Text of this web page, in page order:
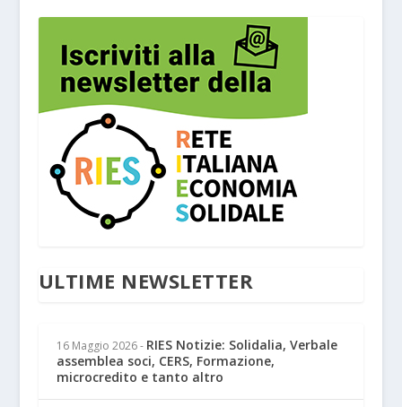
ULTIME NEWSLETTER
16 Maggio 2026 - RIES Notizie: Solidalia, Verbale
assemblea soci, CERS, Formazione,
microcredito e tanto altro